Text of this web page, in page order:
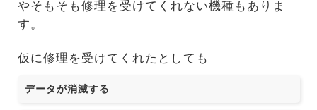
やそもそも修理を受けてくれない機種もありま
す。
仮に修理を受けてくれたとしても
データが消滅する